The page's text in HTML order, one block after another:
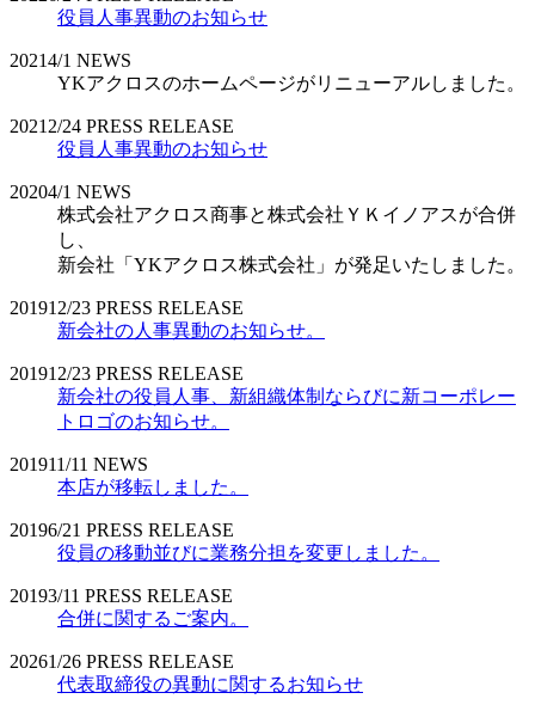
役員人事異動のお知らせ
20214/1 NEWS
YKアクロスのホームページがリニューアルしました。
2021 2/24 PRESS RELEASE
役員人事異動のお知らせ
20204/1 NEWS
株式会社アクロス商事と株式会社ＹＫイノアスが合併
し、
新会社「YKアクロス株式会社」が発足いたしました。
201912/23 PRESS RELEASE
新会社の人事異動のお知らせ。
201912/23 PRESS RELEASE
新会社の役員人事、新組織体制ならびに新コーポレー
トロゴのお知らせ。
201911/11 NEWS
本店が移転しました。
20196/21 PRESS RELEASE
役員の移動並びに業務分担を変更しました。
20193/11 PRESS RELEASE
合併に関するご案内。
20261/26 PRESS RELEASE
代表取締役の異動に関するお知らせ